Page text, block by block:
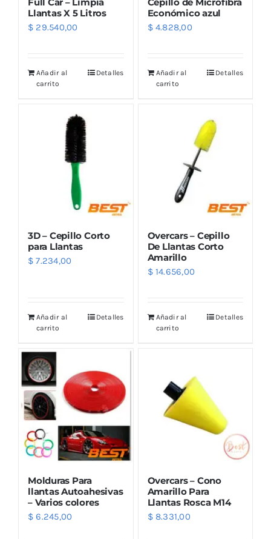
Llantas X 5 Litros
$ 29.540,00
Añadir al
carrito
Detalles
Económico azul
$4.828,00
Añadir al
carrito
Detalles
3D – Cepillo Corto
para Llantas
$ 7.234,00
Añadir al
carrito
Detalles
Overcars – Cepillo
De Llantas Corto
Amarillo
$14.656,00
Añadir al
carrito
Detalles
Molduras Para
llantas Autoahesivas
– Varios colores
$ 6.245,00
Overcars – Cono
Amarillo Para
Llantas Rosca M14
$8.331,00